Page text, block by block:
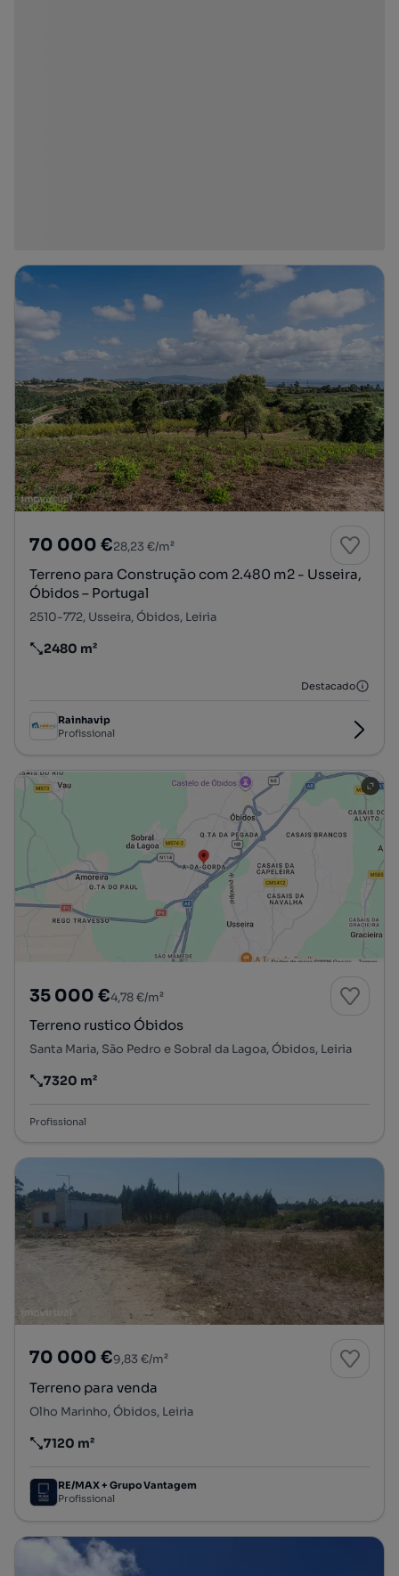
70 000 €28,23 €/m²
Terreno para Construção com 2.480 m2 - Usseira,
Óbidos – Portugal
2510-772, Usseira, Óbidos, Leiria
Preço por metro quadrado
2480 m²
Destacado
Rainhavip
Profissional
35 000 €4,78 €/m²
Terreno rustico Óbidos
Santa Maria, São Pedro e Sobral da Lagoa, Óbidos, Leiria
Preço por metro quadrado
7320 m²
Profissional
70 000 €9,83 €/m²
Terreno para venda
Olho Marinho, Óbidos, Leiria
Preço por metro quadrado
7120 m²
RE/MAX + Grupo Vantagem
Profissional